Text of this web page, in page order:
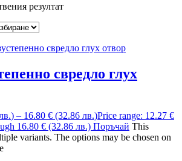
резултат
свредло глух
) – 16.80 € (32.86 лв.)Price range: 12.27 €
16.80 € (32.86 лв.) Поръчай This
variants. The options may be chosen on